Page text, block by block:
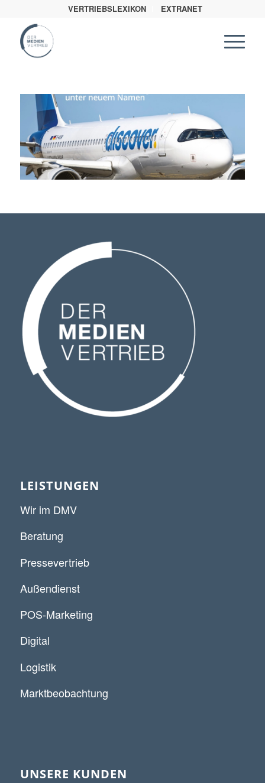
VERTRIEBSLEXIKON EXTRANET
LEISTUNGEN
Wir im DMV
Beratung
Pressevertrieb
Außendienst
POS-Marketing
Digital
Logistik
Marktbeobachtung
UNSERE KUNDEN